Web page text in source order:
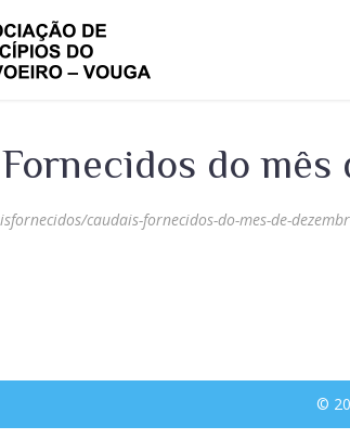
do
caudais-fornecidos-do-mes-de-
©